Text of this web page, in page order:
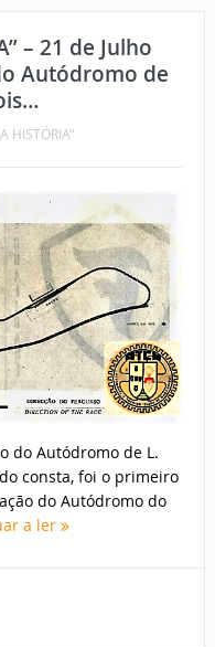
– 21 de Julho
Autódromo de
HISTÓRIA"
do Autódromo de L.
consta, foi o primeiro
do Autódromo do
a ler